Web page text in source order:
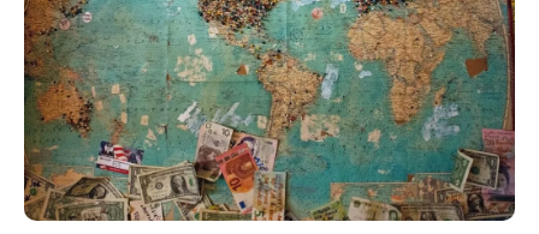
Podnikateľský servis
Spýtajte sa nás